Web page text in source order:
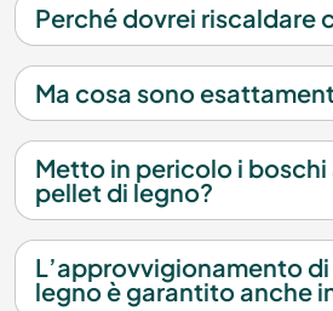
Perché dovrei riscaldare
Ma cosa sono
Metto in pericolo i
pellet di legno?
L’approvvigionamento
legno è garantito anche